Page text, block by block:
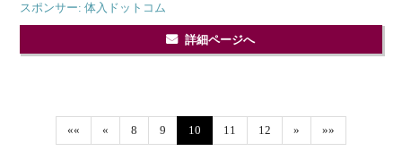
スポンサー: 体入ドットコム
詳細ページへ
«« « 8 9 10 11 12 » »»